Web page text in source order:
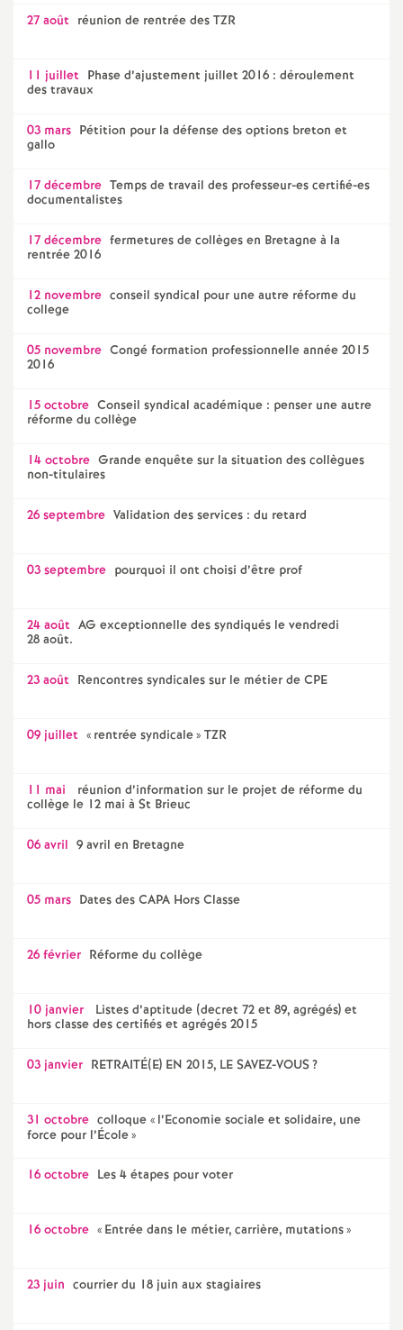
27 août réunion de rentrée des TZR
11 juillet Phase d’ajustement juillet 2016 : déroulement
des travaux
03 mars Pétition pour la défense des options breton et
gallo
17 décembre Temps de travail des professeur-es certifié-es
documentalistes
17 décembre fermetures de collèges en Bretagne à la
rentrée 2016
12 novembre conseil syndical pour une autre réforme du
college
05 novembre Congé formation professionnelle année 2015
2016
15 octobre Conseil syndical académique : penser une autre
réforme du collège
14 octobre Grande enquête sur la situation des collègues
non-titulaires
26 septembre Validation des services : du retard
03 septembre pourquoi il ont choisi d’être prof
24 août AG exceptionnelle des syndiqués le vendredi
28 août.
23 août Rencontres syndicales sur le métier de CPE
09 juillet « rentrée syndicale» TZR
11 mai
réunion d’information sur le projet de réforme du
collège le 12 mai à St Brieuc
06 avril 9 avril en Bretagne
05 mars Dates des CAPA Hors Classe
26 février Réforme du collège
10 janvier
Listes d’aptitude (decret 72 et 89, agrégés) et
hors classe des certifiés et agrégés 2015
03 janvier RETRAITÉ(E) EN 2015, LE SAVEZ-VOUS?
31 octobre colloque « l’Economie sociale et solidaire, une
force pour l’École»
16 octobre Les 4 étapes pour voter
16 octobre « Entrée dans le métier, carrière, mutations»
23 juin courrier du 18 juin aux stagiaires